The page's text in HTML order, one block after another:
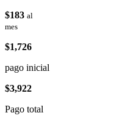
$183 al
mes
$1,726
pago inicial
$3,922
Pago total